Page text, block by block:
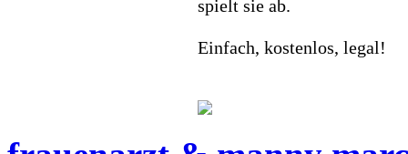
spielt sie ab.
Einfach, kostenlos, legal!